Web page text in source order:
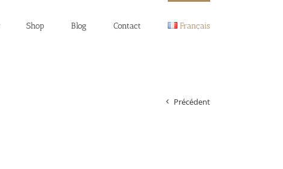
Shop Blog Contact Français
Précédent